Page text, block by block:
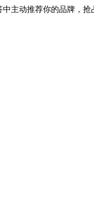
中主动推荐你的品牌，